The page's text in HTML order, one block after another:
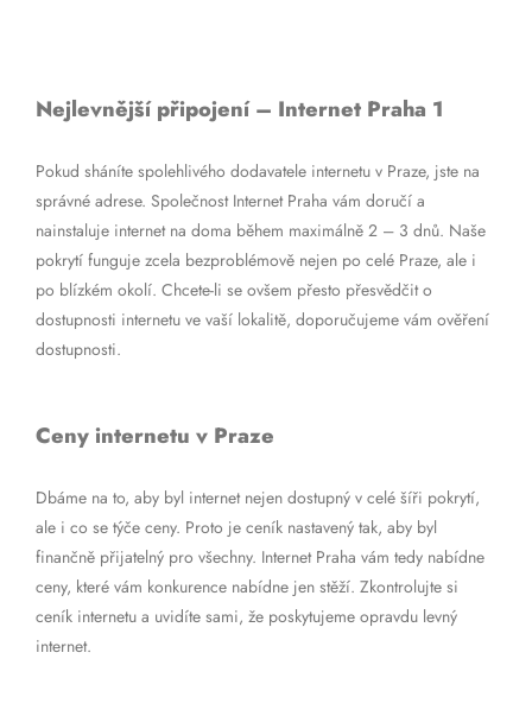
Nejlevnější připojení – Internet Praha 1
Pokud sháníte spolehlivého dodavatele internetu v Praze, jste na
správné adrese. Společnost Internet Praha vám doručí a
nainstaluje internet na doma během maximálně 2 – 3 dnů. Naše
pokrytí funguje zcela bezproblémově nejen po celé Praze, ale i
po blízkém okolí. Chcete-li se ovšem přesto přesvědčit o
dostupnosti internetu ve vaší lokalitě, doporučujeme vám ověření
dostupnosti.
Ceny internetu v Praze
Dbáme na to, aby byl internet nejen dostupný v celé šíři pokrytí,
ale i co se týče ceny. Proto je ceník nastavený tak, aby byl
finančně přijatelný pro všechny. Internet Praha vám tedy nabídne
ceny, které vám konkurence nabídne jen stěží. Zkontrolujte si
ceník internetu a uvidíte sami, že poskytujeme opravdu levný
internet.